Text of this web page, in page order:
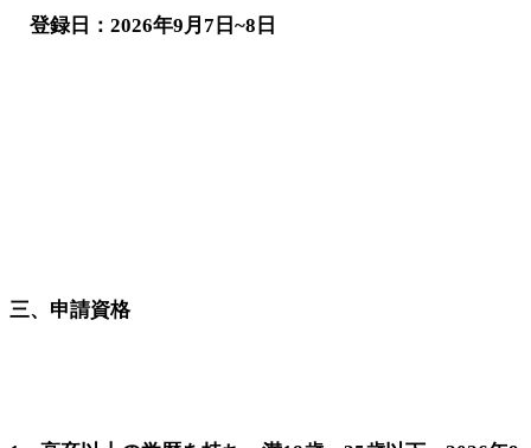
登録日：2026年9月7日~8日
三、申請資格